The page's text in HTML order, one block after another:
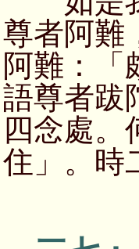
尊者阿難
阿難：「
語尊者跋
四念處。
住」。時